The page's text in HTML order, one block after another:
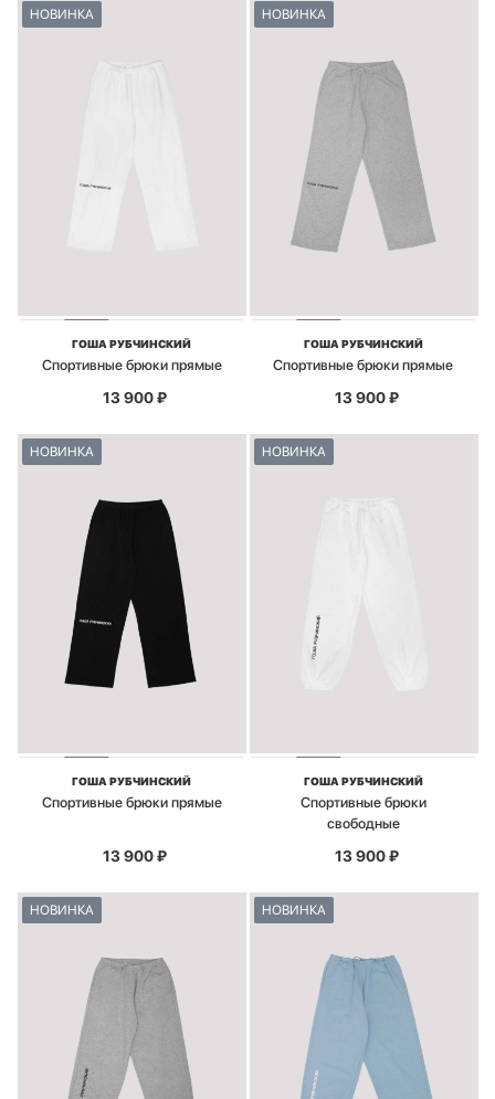
НОВИНКА
ГОША РУБЧИНСКИЙ
Спортивные брюки прямые
13 900₽
НОВИНКА
ГОША РУБЧИНСКИЙ
Спортивные брюки прямые
13 900₽
НОВИНКА
ГОША РУБЧИНСКИЙ
Спортивные брюки прямые
13 900₽
НОВИНКА
ГОША РУБЧИНСКИЙ
Спортивные брюки
свободные
13 900₽
НОВИНКА НОВИНКА